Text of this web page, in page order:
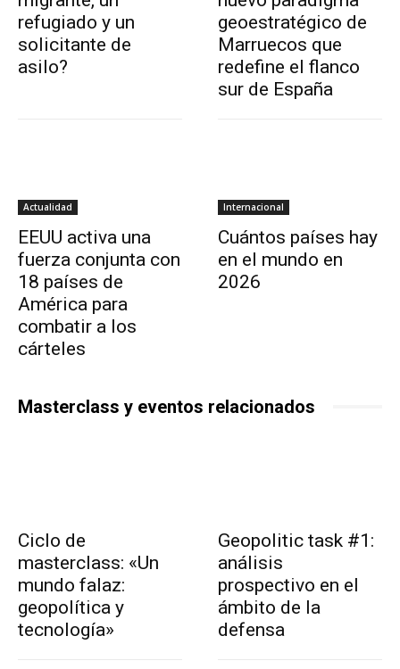
refugiado y un
solicitante de
asilo?
geoestratégico de
Marruecos que
redefine el flanco
sur de España
Actualidad
EEUU activa una
fuerza conjunta con
18 países de
América para
combatir a los
cárteles
Internacional
Cuántos países hay
en el mundo en
2026
Masterclass y eventos relacionados
Ciclo de
masterclass: «Un
mundo falaz:
geopolítica y
tecnología»
Geopolitic task #1:
análisis
prospectivo en el
ámbito de la
defensa